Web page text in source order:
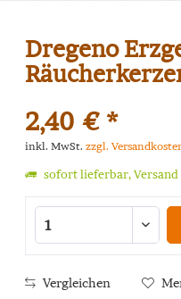
Dregeno
2,40 € *
inkl. MwSt. zzgl.
sofort lieferbar,
Vergleichen